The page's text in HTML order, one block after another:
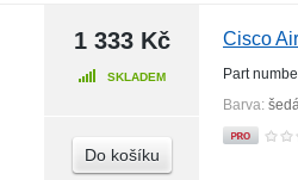
1 333 Kč
SKLADEM
Do košíku
Cisco
Part
Barva: